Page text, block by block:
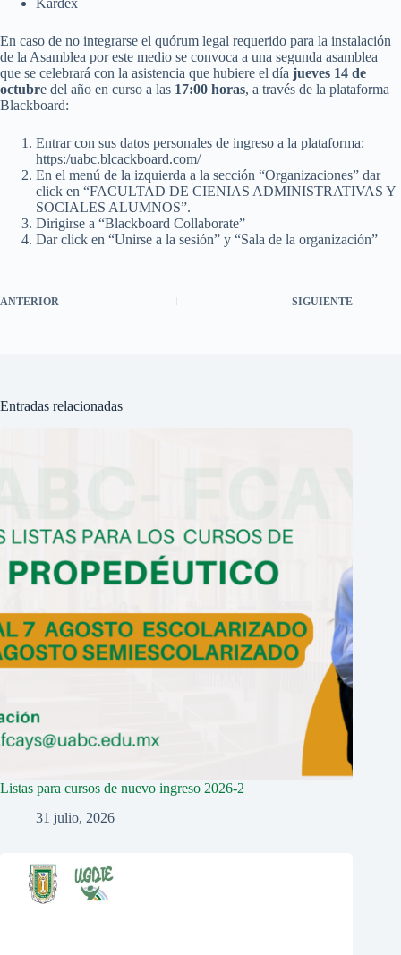
Kardex
En caso de no integrarse el quórum legal requerido para la instalación
de la Asamblea por este medio se convoca a una segunda asamblea
que se celebrará con la asistencia que hubiere el día jueves 14 de
octubre del año en curso a las 17:00 horas, a través de la plataforma
Blackboard:
Entrar con sus datos personales de ingreso a la plataforma:
https:/uabc.blcackboard.com/
En el menú de la izquierda a la sección “Organizaciones” dar
click en “FACULTAD DE CIENIAS ADMINISTRATIVAS Y
SOCIALES ALUMNOS”.
Dirigirse a “Blackboard Collaborate”
Dar click en “Unirse a la sesión” y “Sala de la organización”
ANTERIOR SIGUIENTE
Entradas relacionadas
Listas para cursos de nuevo ingreso 2026-2
31 julio, 2026